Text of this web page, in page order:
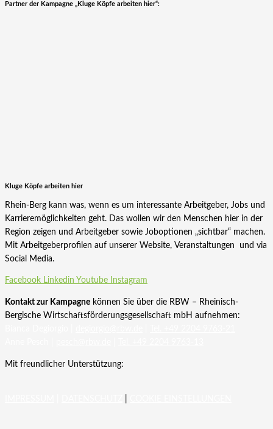
Partner der Kampagne „Kluge Köpfe arbeiten hier“:
Kluge Köpfe arbeiten hier
Rhein-Berg kann was, wenn es um interessante Arbeitgeber, Jobs und
Karrieremöglichkeiten geht. Das wollen wir den Menschen hier in der
Region zeigen und Arbeitgeber sowie Joboptionen „sichtbar“ machen.
Mit Arbeitgeberprofilen auf unserer Website, Veranstaltungen und via
Social Media.
Facebook Linkedin Youtube Instagram
Kontakt zur Kampagne können Sie über die RBW – Rheinisch-
Bergische Wirtschaftsförderungsgesellschaft mbH aufnehmen:
Mit freundlicher Unterstützung: